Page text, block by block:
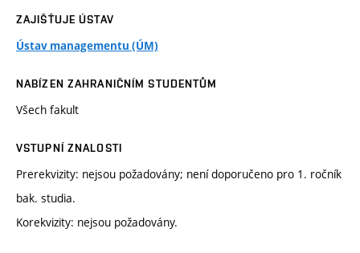
ZAJIŠŤUJE ÚSTAV
Ústav managementu (ÚM)
NABÍZEN ZAHRANIČNÍM STUDENTŮM
Všech fakult
VSTUPNÍ ZNALOSTI
Prerekvizity: nejsou požadovány; není doporučeno pro 1. ročník
bak. studia.
Korekvizity: nejsou požadovány.